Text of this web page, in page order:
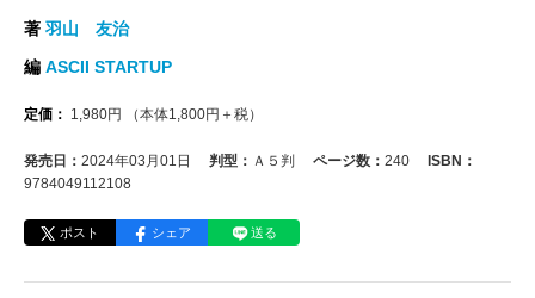
著 羽山 友治
編 ASCII STARTUP
定価： 1,980円 （本体1,800円＋税）
発売日： 2024年03月01日 判型： Ａ５判 ページ数： 240
ISBN：
9784049112108
ポスト シェア 送る